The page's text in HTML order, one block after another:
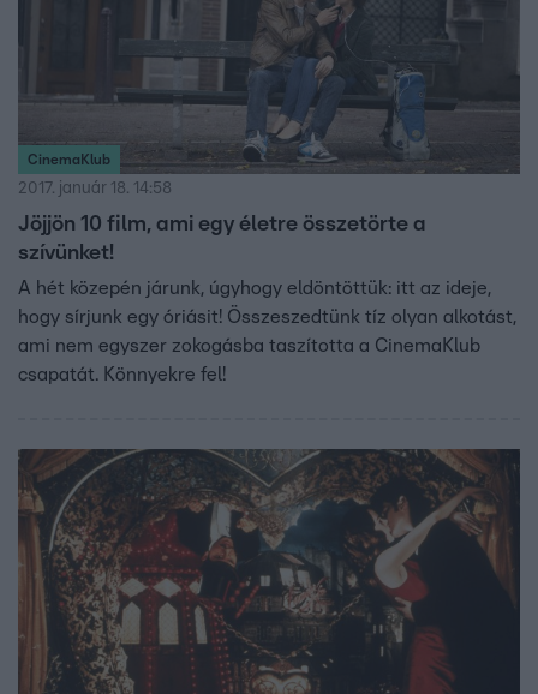
CinemaKlub
2017. január 18. 14:58
Jöjjön 10 film, ami egy életre összetörte a
szívünket!
A hét közepén járunk, úgyhogy eldöntöttük: itt az ideje,
hogy sírjunk egy óriásit! Összeszedtünk tíz olyan alkotást,
ami nem egyszer zokogásba taszította a CinemaKlub
csapatát. Könnyekre fel!